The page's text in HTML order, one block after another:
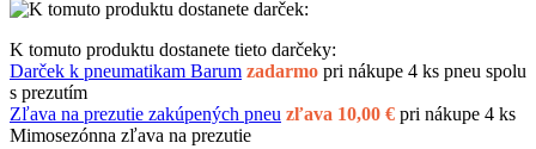
K tomuto produktu dostanete tieto darčeky:
Darček k pneumatikam Barum zadarmo pri nákupe 4 ks pneu spolu
s prezutím
Zľava na prezutie zakúpených pneu zľava 10,00 € pri nákupe 4 ks
Mimosezónna zľava na prezutie